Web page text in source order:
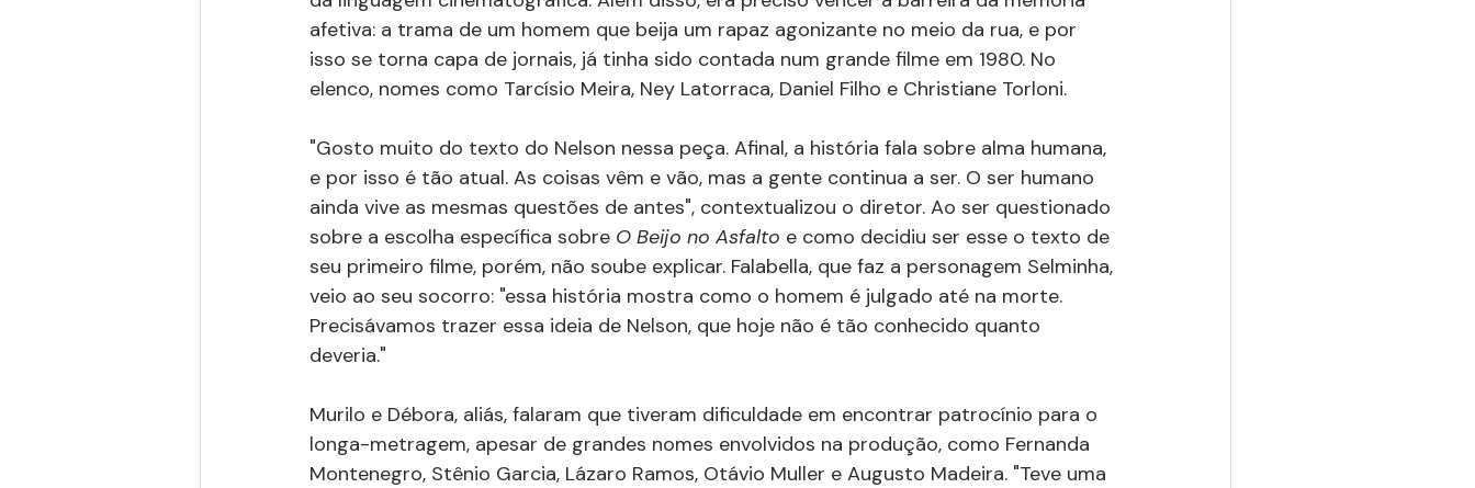
afetiva: a trama de um homem que beija um rapaz agonizante no meio da rua, e por
isso se torna capa de jornais, já tinha sido contada num grande filme em 1980. No
elenco, nomes como Tarcísio Meira, Ney Latorraca, Daniel Filho e Christiane Torloni.
"Gosto muito do texto do Nelson nessa peça. Afinal, a história fala sobre alma humana,
e por isso é tão atual. As coisas vêm e vão, mas a gente continua a ser. O ser humano
ainda vive as mesmas questões de antes", contextualizou o diretor. Ao ser questionado
sobre a escolha específica sobre O Beijo no Asfalto e como decidiu ser esse o texto de
seu primeiro filme, porém, não soube explicar. Falabella, que faz a personagem Selminha,
veio ao seu socorro: "essa história mostra como o homem é julgado até na morte.
Precisávamos trazer essa ideia de Nelson, que hoje não é tão conhecido quanto
deveria."
Murilo e Débora, aliás, falaram que tiveram dificuldade em encontrar patrocínio para o
longa-metragem, apesar de grandes nomes envolvidos na produção, como Fernanda
Montenegro, Stênio Garcia, Lázaro Ramos, Otávio Muller e Augusto Madeira. "Teve uma